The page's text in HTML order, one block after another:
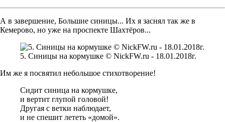
А в завершение, Большие синицы... Их я заснял так же в
Кемерово, но уже на проспекте Шахтёров...
5. Синицы на кормушке © NickFW.ru - 18.01.2018г.
Им же я посвятил небольшое стихотворение!
Сидит синица на кормушке,
и вертит глупой головой!
Другая с ветки наблюдает,
и не спешит лететь «домой».